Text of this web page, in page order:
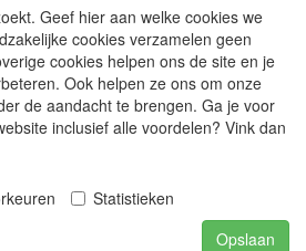
Geef hier aan welke cookies we
cookies verzamelen geen
cookies helpen ons de site en je
Ook helpen ze ons om onze
de aandacht te brengen. Ga je voor
inclusief alle voordelen? Vink dan
Statistieken
Opslaan